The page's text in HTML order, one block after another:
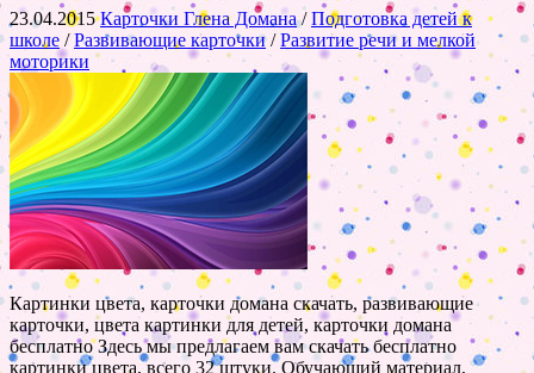
23.04.2015Карточки Глена Домана/Подготовка детей к
школе /Развивающие карточки /Развитие речи и мелкой
моторики
Картинки цвета, карточки домана скачать, развивающие
карточки, цвета картинки для детей, карточки домана
бесплатно Здесь мы предлагаем вам скачать бесплатно
картинки цвета, всего 32 штуки. Обучающий материал,